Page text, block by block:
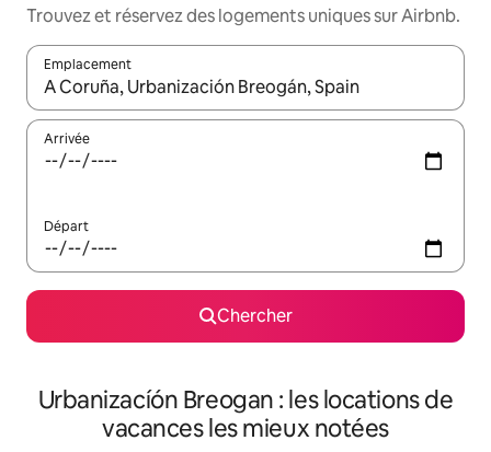
Trouvez et réservez des logements uniques sur Airbnb.
Emplacement
Quand les résultats sont affichés, parcourez-les en utilisant
Arrivée
Départ
Chercher
Urbanizacíón Breogan : les locations de
vacances les mieux notées